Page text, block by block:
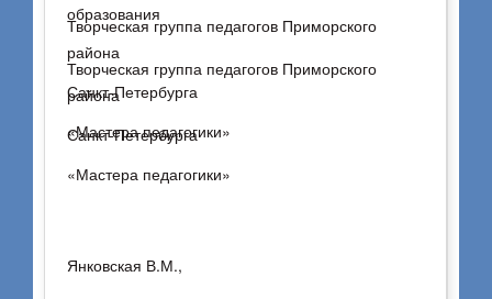
Творческая группа педагогов Приморского
района
Санкт-Петербурга
«Мастера педагогики»
Янковская В.М.,
образования
Творческая группа педагогов Приморского
района
Санкт-Петербурга
«Мастера педагогики»